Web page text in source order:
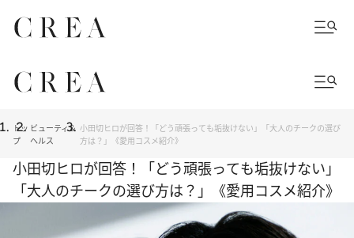
トッ
プ
ビューティ＆
ヘルス
小田切ヒロが回答！「どう頑張っても垢抜けない」「大人のチークの選び
方は？」《愛用コスメ紹介》
小田切ヒロが回答！「どう頑張っても垢抜けない」
「大人のチークの選び方は？」《愛用コスメ紹介》